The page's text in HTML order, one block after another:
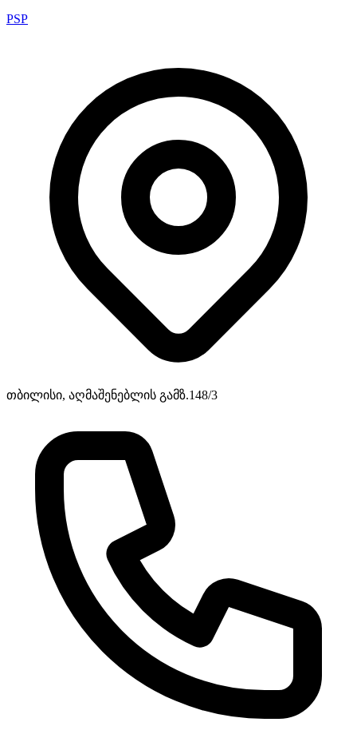
PSP
თბილისი, აღმაშენებლის გამზ.148/3